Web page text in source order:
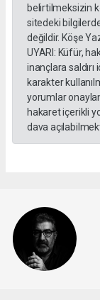
belirtilmeksizin
sitedeki
değildir. Köşe
UYARI: Küfür,
inançlara saldırı
karakter
yorumlar
hakaret içerikli
dava